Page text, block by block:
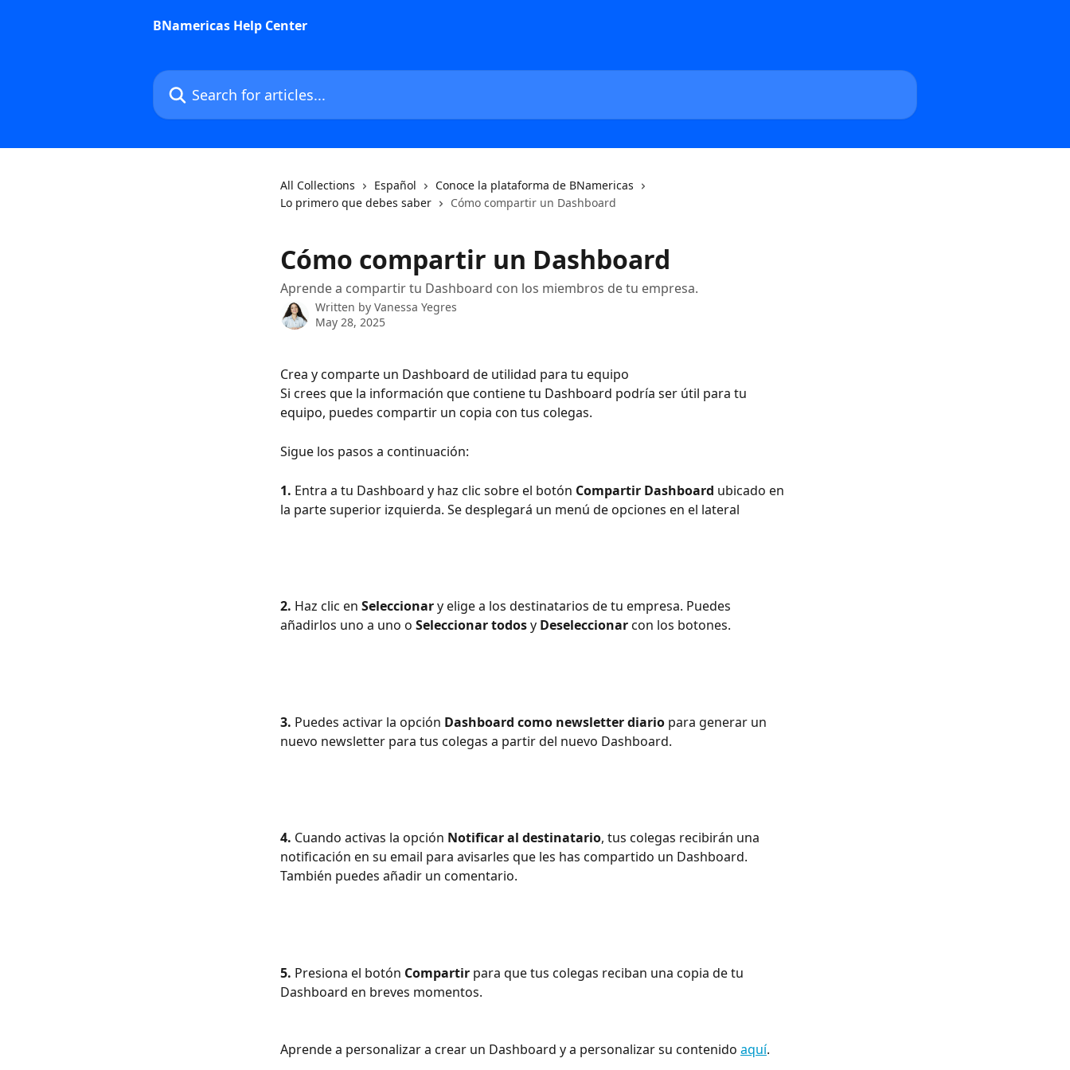
BNamericas Help Center
Search for articles...
All Collections Español
Conoce la plataforma de BNamericas
Lo primero que debes saber
Cómo compartir un Dashboard
Cómo compartir un Dashboard
Aprende a compartir tu Dashboard con los miembros de tu empresa.
Written by Vanessa Yegres
May 28, 2025
Crea y comparte un Dashboard de utilidad para tu equipo
Si crees que la información que contiene tu Dashboard podría ser útil para tu
equipo, puedes compartir un copia con tus colegas.
Sigue los pasos a continuación: ​
1. Entra a tu Dashboard y haz clic sobre el botón Compartir Dashboard ubicado en
la parte superior izquierda. Se desplegará un menú de opciones en el lateral
2. Haz clic en Seleccionar y elige a los destinatarios de tu empresa. Puedes
añadirlos uno a uno o Seleccionar todos y Deseleccionar con los botones.
3. Puedes activar la opción Dashboard como newsletter diario para generar un
nuevo newsletter para tus colegas a partir del nuevo Dashboard.
4. Cuando activas la opción Notificar al destinatario, tus colegas recibirán una
notificación en su email para avisarles que les has compartido un Dashboard.
También puedes añadir un comentario.
5. Presiona el botón Compartir para que tus colegas reciban una copia de tu
Dashboard en breves momentos.
Aprende a personalizar a crear un Dashboard y a personalizar su contenido aquí.